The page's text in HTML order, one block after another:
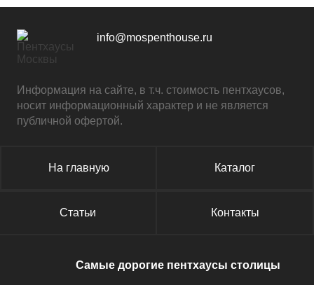
info@mospenthouse.ru
Информация на сайте, в т.ч. стоимость пентхаусов,
носит информационный характер и не является
публичной офертой.
На главную Каталог
Статьи Контакты
Самые дорогие пентхаусы столицы